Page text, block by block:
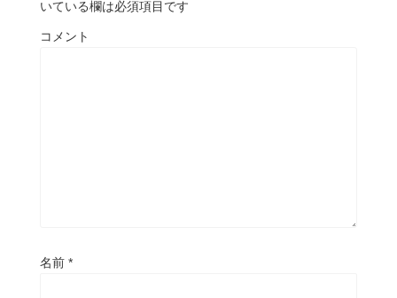
いている欄は必須項目です
コメント
名前 *